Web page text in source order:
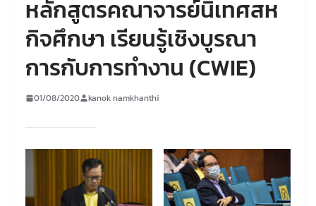
หลักสูตรคณาจารย์นิเทศสห
กิจศึกษา เรียนรู้เชิงบูรณา
การกับการทำงาน (CWIE)
01/08/2020 kanok namkhanthi